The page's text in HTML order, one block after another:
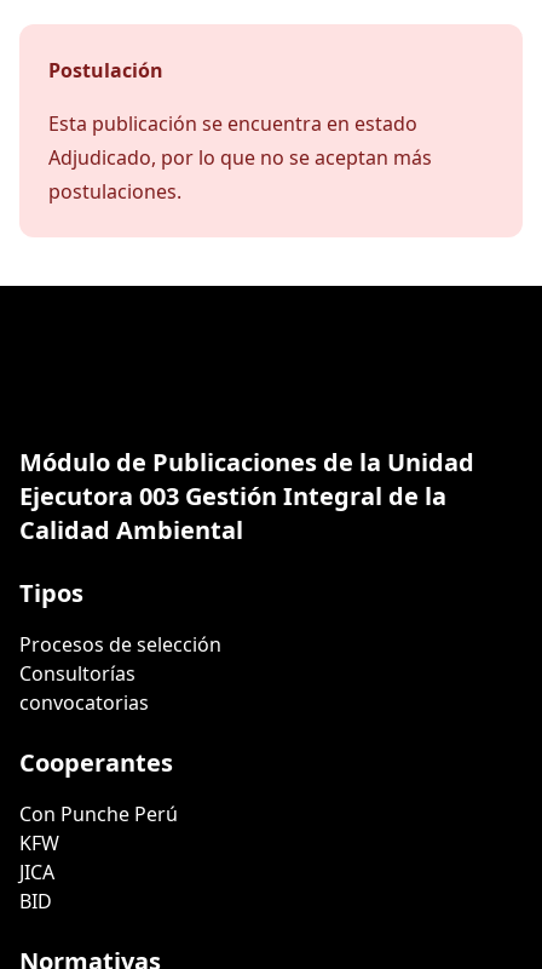
Postulación
Esta publicación se encuentra en estado
Adjudicado, por lo que no se aceptan más
postulaciones.
Módulo de Publicaciones de la Unidad
Ejecutora 003 Gestión Integral de la
Calidad Ambiental
Tipos
Procesos de selección
Consultorías
convocatorias
Cooperantes
Con Punche Perú
KFW
JICA
BID
Normativas